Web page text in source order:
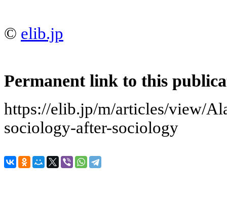
© elib.jp
Permanent link to this
https://elib.jp/m/articles/view/
sociology-after-sociology